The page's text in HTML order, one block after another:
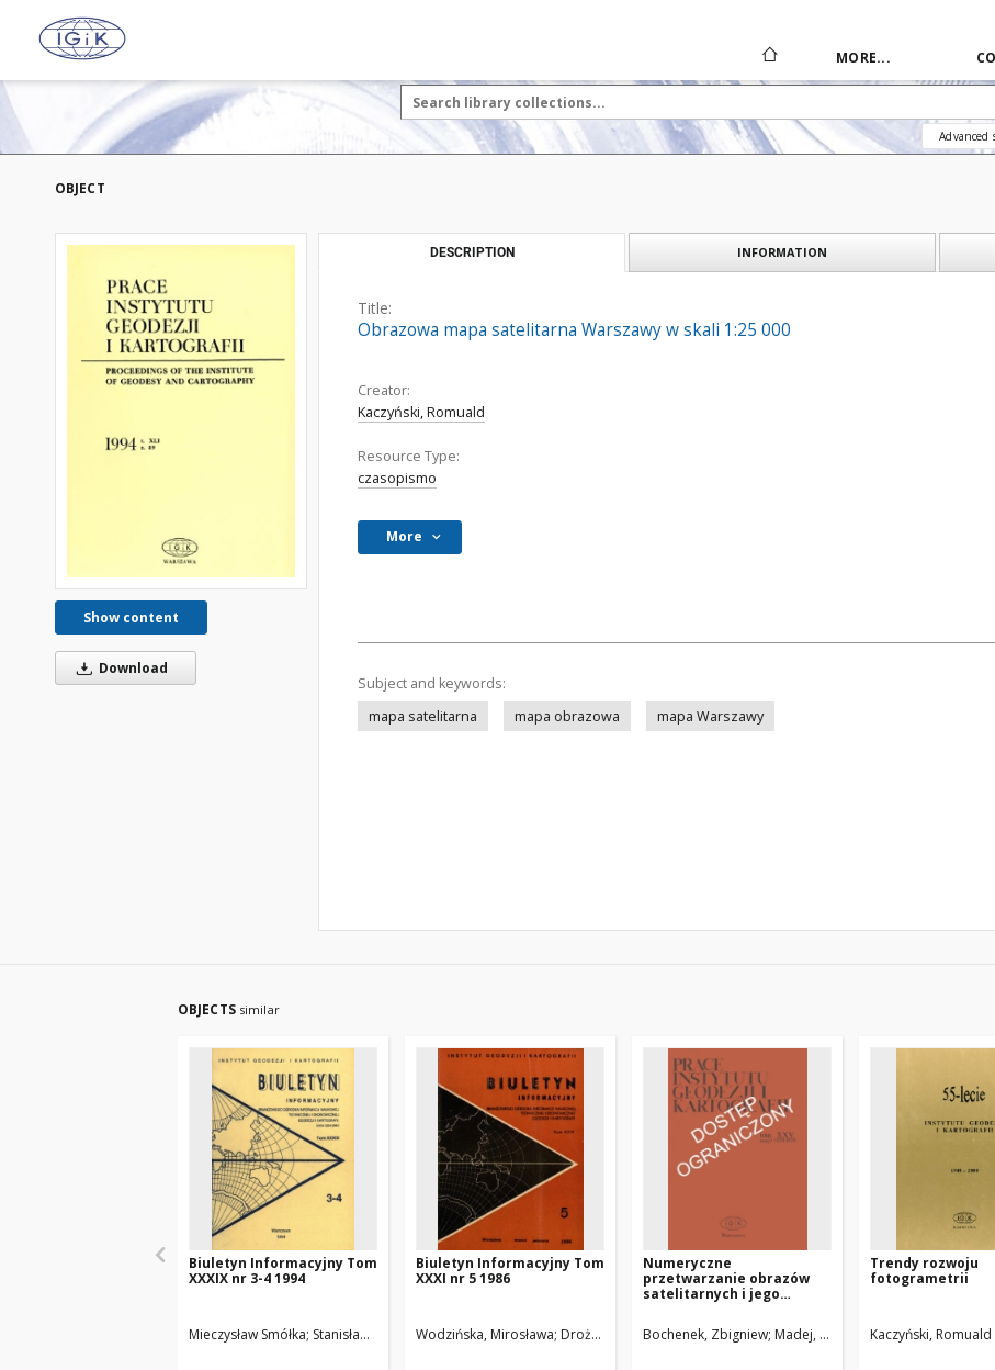
MORE...
Advanced
OBJECT
Show content
Download
DESCRIPTION INFORMATION
Title:
Obrazowa mapa satelitarna Warszawy w skali 1:25 000
Creator:
Kaczyński, Romuald
Resource Type:
czasopismo
More
Subject and keywords:
mapa satelitarna
mapa obrazowa mapa Warszawy
OBJECTS similar
Biuletyn Informacyjny Tom
XXXIX nr 3-4 1994
Mieczysław Smółka Stanisław Lewiński Romuald Kaczyński Dariusz Dukaczewski
Biuletyn Informacyjny Tom
XXXI nr 5 1986
Wodzińska, Mirosława Drożdżewski, Zbigniew Konarska, Teresa Dobrzycka, Maria
Numeryczne
przetwarzanie obrazów
satelitarnych i jego
opracowaniu mapy
użytkowania ziemi okolic
Bochenek, Zbigniew Madej, Waldemar
Trendy rozwoju
fotogrametrii
Kaczyński, Romuald